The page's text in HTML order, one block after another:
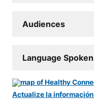
Audiences
Language Spoken
Actualize la